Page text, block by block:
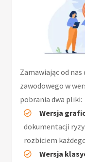
Zamawiając od
zawodowego w
pobrania dwa pliki:
Wersja
dokumentacji
rozbiciem
Wersja